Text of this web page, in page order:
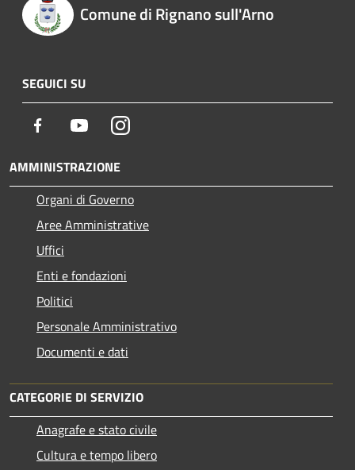
Comune di Rignano sull'Arno
SEGUICI SU
Facebook YoutubeInstagram
AMMINISTRAZIONE
Organi di Governo
Aree Amministrative
Uffici
Enti e fondazioni
Politici
Personale Amministrativo
Documenti e dati
CATEGORIE DI SERVIZIO
Anagrafe e stato civile
Cultura e tempo libero